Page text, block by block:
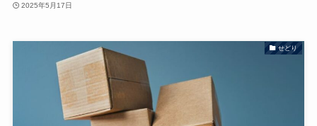
2025年5月17日
せどり